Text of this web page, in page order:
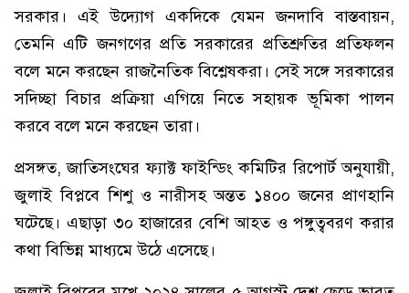
সরকার। এই উদ্যোগ একদিকে যেমন জনদাবি বাস্তবায়ন,
তেমনি এটি জনগণের প্রতি সরকারের প্রতিশ্রুতির প্রতিফলন
বলে মনে করছেন রাজনৈতিক বিশ্লেষকরা। সেই সঙ্গে সরকারের
সদিচ্ছা বিচার প্রক্রিয়া এগিয়ে নিতে সহায়ক ভূমিকা পালন
করবে বলে মনে করছেন তারা।
প্রসঙ্গত, জাতিসংঘের ফ্যাক্ট ফাইন্ডিং কমিটির রিপোর্ট অনুযায়ী,
জুলাই বিপ্লবে শিশু ও নারীসহ অন্তত ১৪০০ জনের প্রাণহানি
ঘটেছে। এছাড়া ৩০ হাজারের বেশি আহত ও পঙ্গুত্ববরণ করার
কথা বিভিন্ন মাধ্যমে উঠে এসেছে।